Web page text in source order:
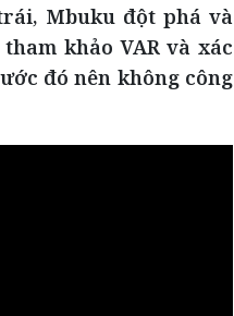
Mbuku đột phá và
khảo VAR và xác
đó nên không công